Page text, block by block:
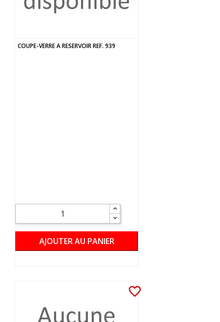
COUPE-VERRE A RESERVOIR REF. 939
AJOUTER AU PANIER
favorite_border